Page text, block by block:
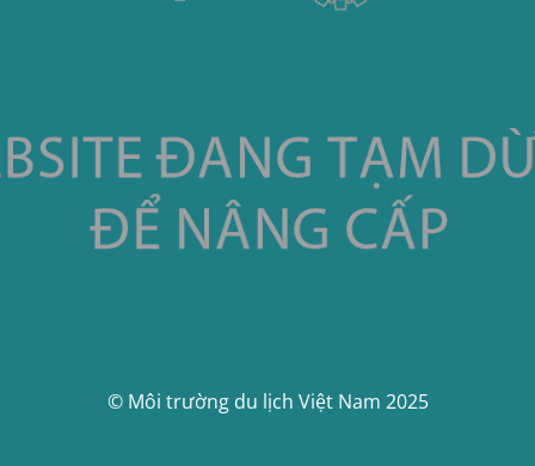
© Môi trường du lịch Việt Nam 2025